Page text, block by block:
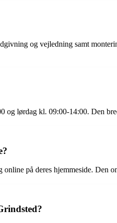
og vejledning samt
og lørdag kl. 09:00-14:00. Den
på deres hjemmeside.